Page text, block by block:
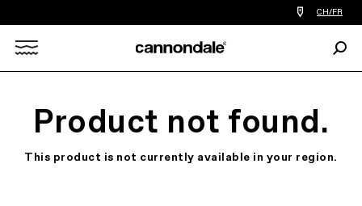
Trouver
le
proche
vous
CH/FR
Product not found.
This product is not currently available in your region.